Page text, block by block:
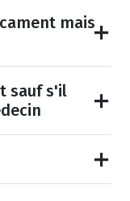
mais
sauf s'il